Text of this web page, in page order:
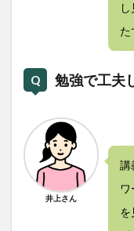
た
勉強で工夫
井上さん
講
ワ
を